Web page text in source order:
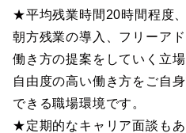
★平均残業時間20時間程度
朝方残業の導入、フリーアド
働き方の提案をしていく立場
自由度の高い働き方をご自
できる職場環境です。
★定期的なキャリア面談もあ